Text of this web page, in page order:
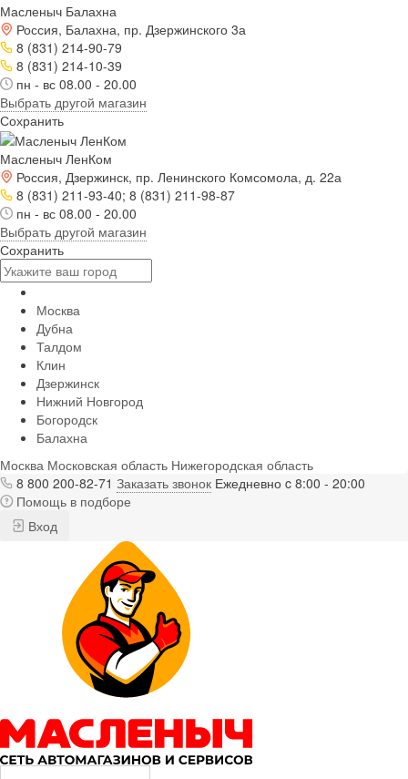
Масленыч Балахна
Россия, Балахна, пр. Дзержинского 3а
8 (831) 214-90-79
8 (831) 214-10-39
пн - вс 08.00 - 20.00
Выбрать другой магазин
Сохранить
Масленыч ЛенКом
Россия, Дзержинск, пр. Ленинского Комсомола, д. 22а
8 (831) 211-93-40; 8 (831) 211-98-87
пн - вс 08.00 - 20.00
Выбрать другой магазин
Сохранить
Москва
Дубна
Талдом
Клин
Дзержинск
Нижний Новгород
Богородск
Балахна
Москва Московская область Нижегородская область
8 800 200-82-71 Заказать звонок Ежедневно c 8:00 - 20:00
Помощь в подборе
Вход